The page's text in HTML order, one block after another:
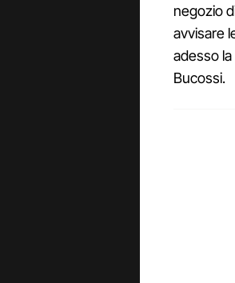
negozio
avvisare
adesso
Bucossi.